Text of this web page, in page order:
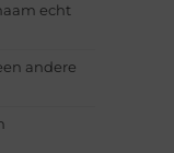
echt
andere